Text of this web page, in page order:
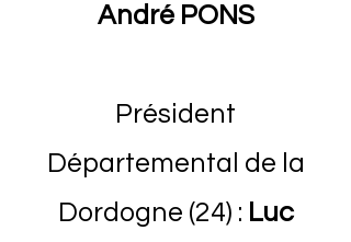
André PONS
Président
Départemental de la
Dordogne (24) : Luc